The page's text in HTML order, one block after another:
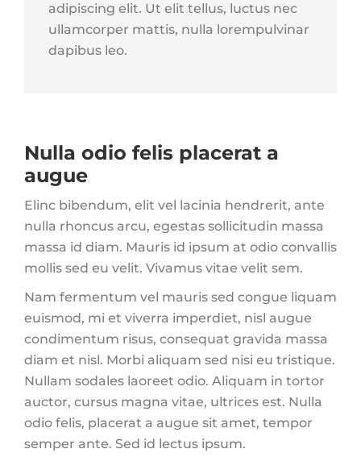
adipiscing elit. Ut elit tellus, luctus nec
ullamcorper mattis, nulla lorempulvinar
dapibus leo.
Nulla odio felis placerat a
augue
Elinc bibendum, elit vel lacinia hendrerit, ante
nulla rhoncus arcu, egestas sollicitudin massa
massa id diam. Mauris id ipsum at odio convallis
mollis sed eu velit. Vivamus vitae velit sem.
Nam fermentum vel mauris sed congue liquam
euismod, mi et viverra imperdiet, nisl augue
condimentum risus, consequat gravida massa
diam et nisl. Morbi aliquam sed nisi eu tristique.
Nullam sodales laoreet odio. Aliquam in tortor
auctor, cursus magna vitae, ultrices est. Nulla
odio felis, placerat a augue sit amet, tempor
semper ante. Sed id lectus ipsum.